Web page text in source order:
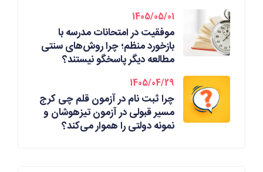
1405/05/01
موفقیت در امتحانات مدرسه با
بازخورد منظم؛ چرا روش‌های سنتی
مطالعه دیگر پاسخگو نیستند؟
1405/04/29
چرا ثبت نام در آزمون قلم چی کرج
مسیر قبولی در آزمون تیزهوشان و
نمونه دولتی را هموار می‌کند؟